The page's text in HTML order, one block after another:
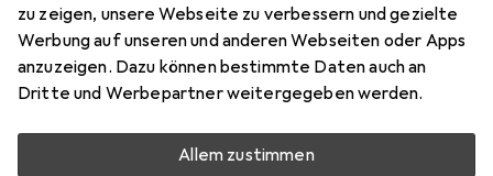
zu zeigen, unsere Webseite zu verbessern und gezielte
Werbung auf unseren und anderen Webseiten oder Apps
anzuzeigen. Dazu können bestimmte Daten auch an
Dritte und Werbepartner weitergegeben werden.
Allem zustimmen
Bewertungen Marke
Mehr von Klipsch
Zwischen Mi, 12.8. und Fr, 14.8. geliefert
Nur 1 Stück an Lager beim Drittanbieter